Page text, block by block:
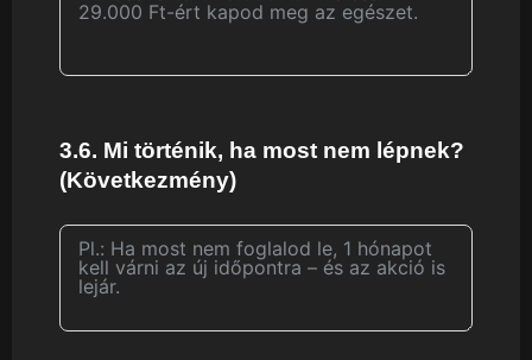
3.6. Mi történik, ha most nem lépnek?
(Következmény)